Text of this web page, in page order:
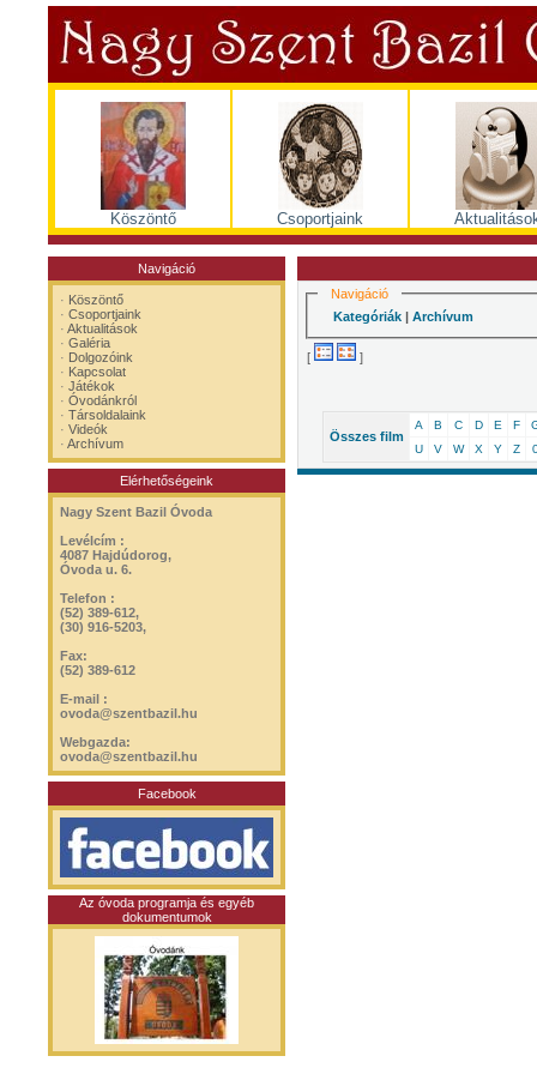
Köszöntő Csoportjaink
Navigáció
· Köszöntő
· Csoportjaink
· Aktualitások
· Galéria
· Dolgozóink
· Kapcsolat
· Játékok
· Óvodánkról
· Társoldalaink
· Videók
· Archívum
Elérhetőségeink
Nagy Szent Bazil Óvoda
Levélcím :
4087 Hajdúdorog,
Óvoda u. 6.
Telefon :
(52) 389-612,
(30) 916-5203,
Fax:
(52) 389-612
E-mail :
ovoda@szentbazil.hu
Webgazda:
ovoda@szentbazil.hu
Facebook
Az óvoda programja és egyéb
dokumentumok
Navigáció
Kategóriák| Archívum
[ ]
Összes film
A B C D E F
U
V W X Y Z